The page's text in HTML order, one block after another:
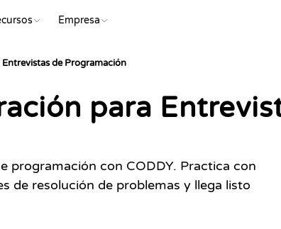
Empresa
de Programación
para
programación con CODDY. Practica con
de resolución de problemas y llega listo